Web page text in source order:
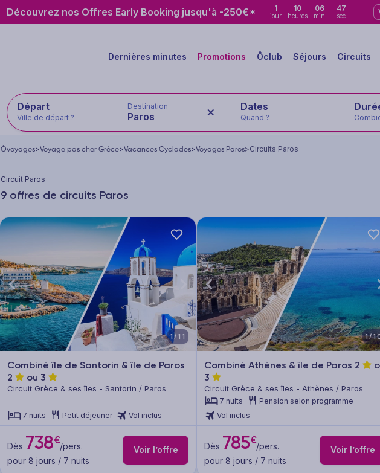
Découvrez nos Offres Early Booking jusqu'à -250€* 1
jour
10
heures
06
min
46
sec
Dernières minutes Promotions Ôclub Séjours Circuits
Départ
Ville de départ ?
Destination
Paros Quand ?
Ôvoyages>Voyage pas cher Grèce>Vacances Cyclades>Voyages Paros>Circuits Paros
Circuit Paros
9 offres de circuits Paros
1/11
Combiné île de Santorin & île de Paros
2
ou 3
Circuit Grèce & ses îles - Santorin / Paros
7 nuits Petit déjeuner Vol inclus
Dès 738€/pers.
pour 8 jours / 7 nuits
Voir l’offre
1/
Combiné Athènes & île de Paros 2
3
Circuit Grèce & ses îles - Athènes / Paros
7 nuits
Pension selon programme
Vol inclus
Dès 785€/pers.
pour 8 jours / 7 nuits
Voir l’offre